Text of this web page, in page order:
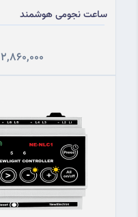
ساعت نجومی هوشمند
2,860,000